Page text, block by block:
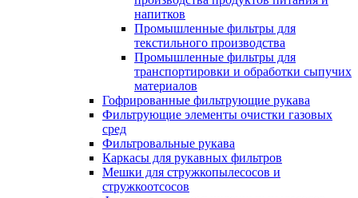
напитков
Промышленные фильтры для
текстильного производства
Промышленные фильтры для
транспортировки и обработки сыпучих
материалов
Гофрированные фильтрующие рукава
Фильтрующие элементы очистки газовых
сред
Фильтровальные рукава
Каркасы для рукавных фильтров
Мешки для стружкопылесосов и
стружкоотсосов